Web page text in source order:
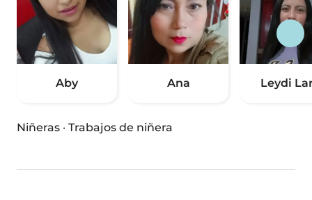
Aby Ana Leydi
Niñeras · Trabajos de niñera